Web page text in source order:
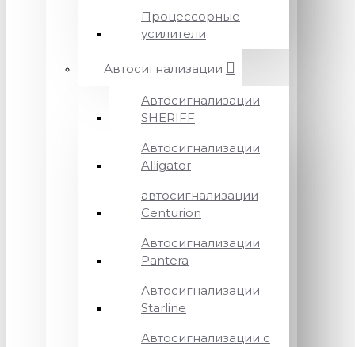
Процессорные
усилители
Автосигнализации
Автосигнализации
SHERIFF
Автосигнализации
Alligator
автосигнализации
Centurion
Автосигнализации
Pantera
Автосигнализации
Starline
Автосигнализации с